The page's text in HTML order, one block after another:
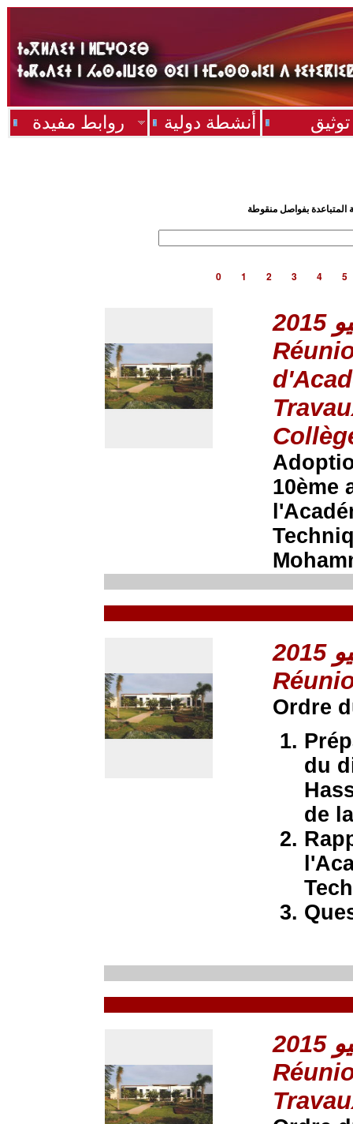
روابط مفيدة أنشطة دولية توثيق
المتباعدة بفواصل منقوطة
0 1 2 3 4 5
10ème
Ordre
du
de